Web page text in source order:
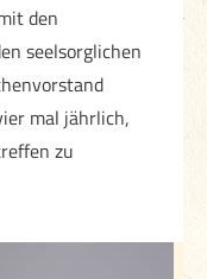
den
seelsorglichen
mal jährlich,
zu